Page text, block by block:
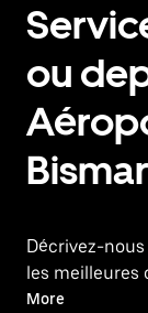
ou
Décrivez-
les meilleures
ou en revenir.
More